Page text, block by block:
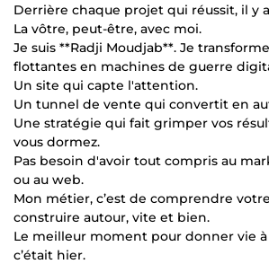
Derrière chaque projet qui réussit, il y
La vôtre, peut-être, avec moi.
Je suis **Radji Moudjab**. Je
flottantes en machines de guerre
Un site qui capte l'attention.
Un tunnel de vente qui convertit en
Une stratégie qui fait grimper vos
vous dormez.
Pas besoin d'avoir tout compris au
ou au web.
Mon métier, c’est de comprendre
construire autour, vite et bien.
Le meilleur moment pour donner vie
c’était hier.